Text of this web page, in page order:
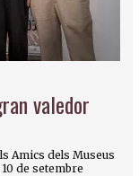
valedor
Amics dels Museus
de setembre